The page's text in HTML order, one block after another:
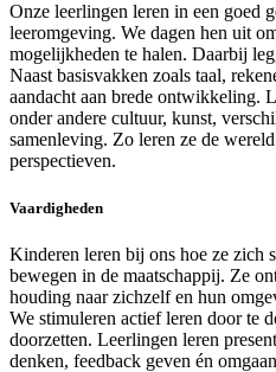
Onze leerlingen leren in een goed
leeromgeving. We dagen hen uit
mogelijkheden te halen. Daarbij
Naast basisvakken zoals taal,
aandacht aan brede ontwikkeling.
onder andere cultuur, kunst,
samenleving. Zo leren ze de
perspectieven.
Vaardigheden
Kinderen leren bij ons hoe ze zich
bewegen in de maatschappij. Ze
houding naar zichzelf en hun
We stimuleren actief leren door te
doorzetten. Leerlingen leren
denken, feedback geven én